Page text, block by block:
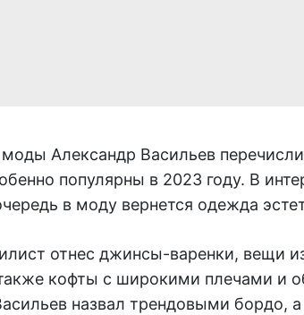
Александр Васильев
популярны в 2023 году. В
в моду вернется одежда
отнес джинсы-варенки, вещи
кофты с широкими плечами и
назвал трендовыми бордо,